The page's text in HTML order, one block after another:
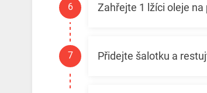
Zahřejte 1 lžíci oleje
Přidejte šalotku a